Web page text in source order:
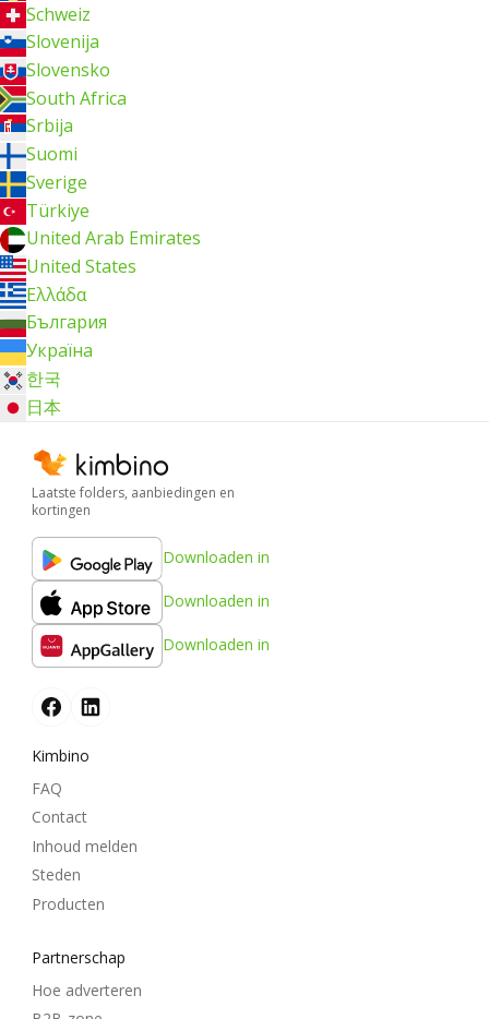
Schweiz
Slovenija
Slovensko
South Africa
Srbija
Suomi
Sverige
Türkiye
United Arab Emirates
United States
Ελλάδα
България
Україна
한국
日本
Laatste folders, aanbiedingen en
kortingen
Downloaden in
Downloaden in
Downloaden in
Kimbino
FAQ
Contact
Inhoud melden
Steden
Producten
Partnerschap
Hoe adverteren